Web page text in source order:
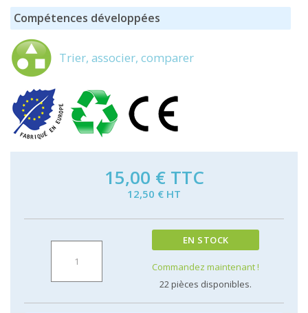
Compétences développées
Trier, associer, comparer
15,00 € TTC
12,50 € HT
EN STOCK
Commandez maintenant !
22pièces disponibles.